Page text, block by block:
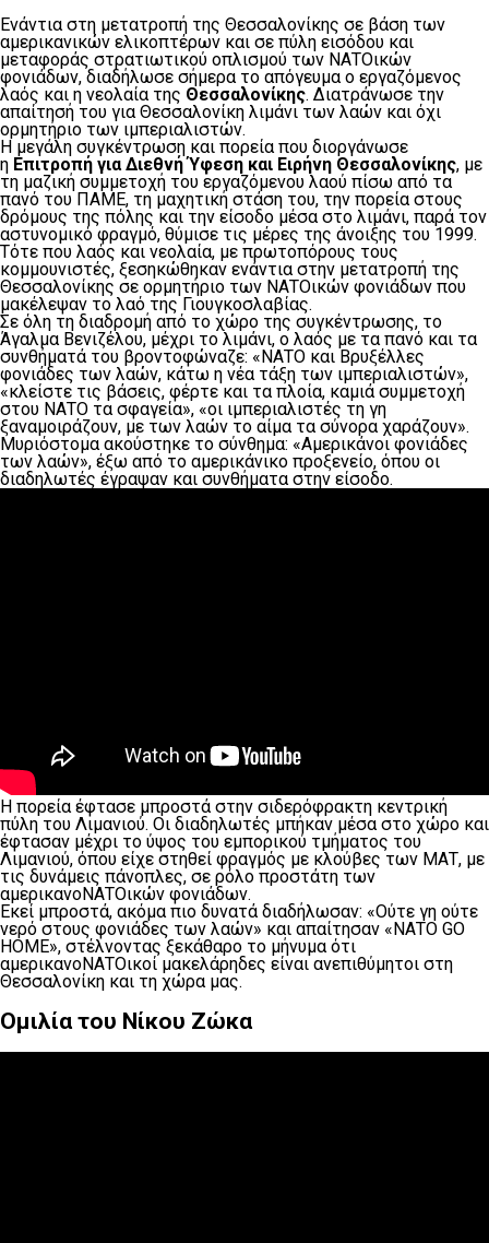
Ενάντια στη μετατροπή της Θεσσαλονίκης σε βάση των
αμερικανικών ελικοπτέρων και σε πύλη εισόδου και
μεταφοράς στρατιωτικού οπλισμού των ΝΑΤΟικών
φονιάδων, διαδήλωσε σήμερα το απόγευμα ο εργαζόμενος
λαός και η νεολαία της Θεσσαλονίκης. Διατράνωσε την
απαίτησή του για Θεσσαλονίκη λιμάνι των λαών και όχι
ορμητήριο των ιμπεριαλιστών.
Η μεγάλη συγκέντρωση και πορεία που διοργάνωσε
η Επιτροπή για Διεθνή Ύφεση και Ειρήνη Θεσσαλονίκης, με
τη μαζική συμμετοχή του εργαζόμενου λαού πίσω από τα
πανό του ΠΑΜΕ, τη μαχητική στάση του, την πορεία στους
δρόμους της πόλης και την είσοδο μέσα στο λιμάνι, παρά τον
αστυνομικό φραγμό, θύμισε τις μέρες της άνοιξης του 1999.
Τότε που λαός και νεολαία, με πρωτοπόρους τους
κομμουνιστές, ξεσηκώθηκαν ενάντια στην μετατροπή της
Θεσσαλονίκης σε ορμητήριο των ΝΑΤΟικών φονιάδων που
μακέλεψαν το λαό της Γιουγκοσλαβίας.
Σε όλη τη διαδρομή από το χώρο της συγκέντρωσης, το
Άγαλμα Βενιζέλου, μέχρι το λιμάνι, ο λαός με τα πανό και τα
συνθήματά του βροντοφώναζε: «ΝΑΤΟ και Βρυξέλλες
φονιάδες των λαών, κάτω η νέα τάξη των ιμπεριαλιστών»,
«κλείστε τις βάσεις, φέρτε και τα πλοία, καμιά συμμετοχή
στου ΝΑΤΟ τα σφαγεία», «οι ιμπεριαλιστές τη γη
ξαναμοιράζουν, με των λαών το αίμα τα σύνορα χαράζουν».
Μυριόστομα ακούστηκε το σύνθημα: «Αμερικάνοι φονιάδες
των λαών», έξω από το αμερικάνικο προξενείο, όπου οι
διαδηλωτές έγραψαν και συνθήματα στην είσοδο.
Η πορεία έφτασε μπροστά στην σιδερόφρακτη κεντρική
πύλη του Λιμανιού. Οι διαδηλωτές μπήκαν μέσα στο χώρο και
έφτασαν μέχρι το ύψος του εμπορικού τμήματος του
Λιμανιού, όπου είχε στηθεί φραγμός με κλούβες των ΜΑΤ, με
τις δυνάμεις πάνοπλες, σε ρόλο προστάτη των
αμερικανοΝΑΤΟικών φονιάδων.
Εκεί μπροστά, ακόμα πιο δυνατά διαδήλωσαν: «Ούτε γη ούτε
νερό στους φονιάδες των λαών» και απαίτησαν «ΝΑΤΟ GO
HOME», στέλνοντας ξεκάθαρο το μήνυμα ότι
αμερικανοΝΑΤΟικοί μακελάρηδες είναι ανεπιθύμητοι στη
Θεσσαλονίκη και τη χώρα μας.
Ομιλία του Νίκου Ζώκα